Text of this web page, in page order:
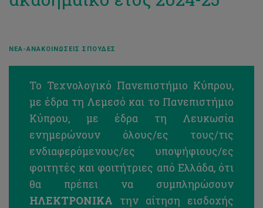
Πρόγραμμα θερινής διαμονής
Επίδομα ενοικίου
Γενική ασφάλιση ατυχημάτων
Κέντρο Πρώτων Βοηθειών
ΝΈΑ-ΑΝΑΚΟΙΝΏΣΕΙΣ ΣΠΟΥΔΈΣ
Το Τεχνολογικό Πανεπιστήμιο Κύπρου,
με έδρα τη Λεμεσό και το Πανεπιστήμιο
Κύπρου, με έδρα τη Λευκωσία
ενημερώνουν όλους/ες τους/τις
ενδιαφερόμενους/ες υποψήφιους/ες
φοιτητές και φοιτήτριες από Ελλάδα, ότι
θα πρέπει να συμπληρώσουν
ΗΛΕΚΤΡΟΝΙΚΑ την αίτηση εισδοχής